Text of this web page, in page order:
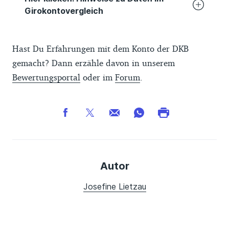
Girokontovergleich
auf Daten von Banken, die wir selbst über
die Websites der Anbieter,
Entgeltinformationen und Preis- und
Die Daten werden von uns laufend
bereitgestellten Informationen.
Die Reihenfolge der Girokonten in der
Hast Du Erfahrungen mit dem Konto der DKB
gemacht? Dann erzähle davon in unserem
Bewertungsportal oder im Forum
Autor
Josefine Lietzau